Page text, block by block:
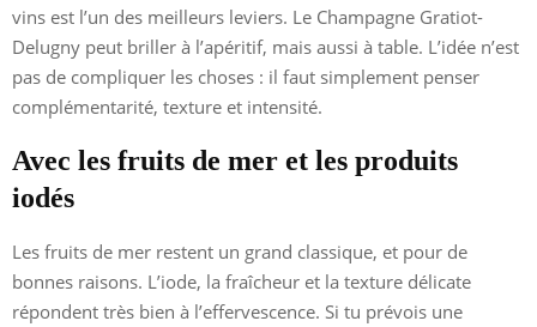
vins est l’un des meilleurs leviers. Le Champagne Gratiot-
Delugny peut briller à l’apéritif, mais aussi à table. L’idée n’est
pas de compliquer les choses : il faut simplement penser
complémentarité, texture et intensité.
Avec les fruits de mer et les produits
iodés
Les fruits de mer restent un grand classique, et pour de
bonnes raisons. L’iode, la fraîcheur et la texture délicate
répondent très bien à l’effervescence. Si tu prévois une